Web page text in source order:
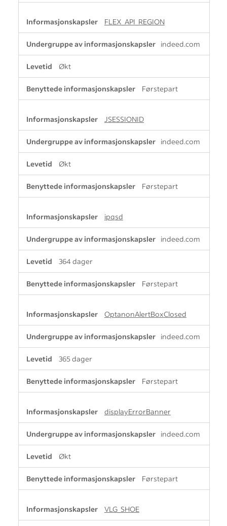
FLEX_API_REGION
indeed.com
Økt
Førstepart
JSESSIONID
indeed.com
Økt
Førstepart
ipqsd
indeed.com
364 dager
Førstepart
OptanonAlertBoxClosed
indeed.com
365 dager
Førstepart
displayErrorBanner
indeed.com
Økt
Førstepart
VLG_SHOE